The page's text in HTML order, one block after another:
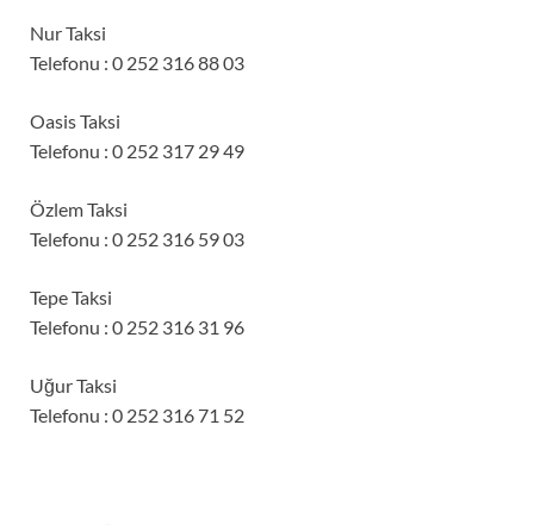
Nur Taksi
Telefonu : 0 252 316 88 03
Oasis Taksi
Telefonu : 0 252 317 29 49
Özlem Taksi
Telefonu : 0 252 316 59 03
Tepe Taksi
Telefonu : 0 252 316 31 96
Uğur Taksi
Telefonu : 0 252 316 71 52